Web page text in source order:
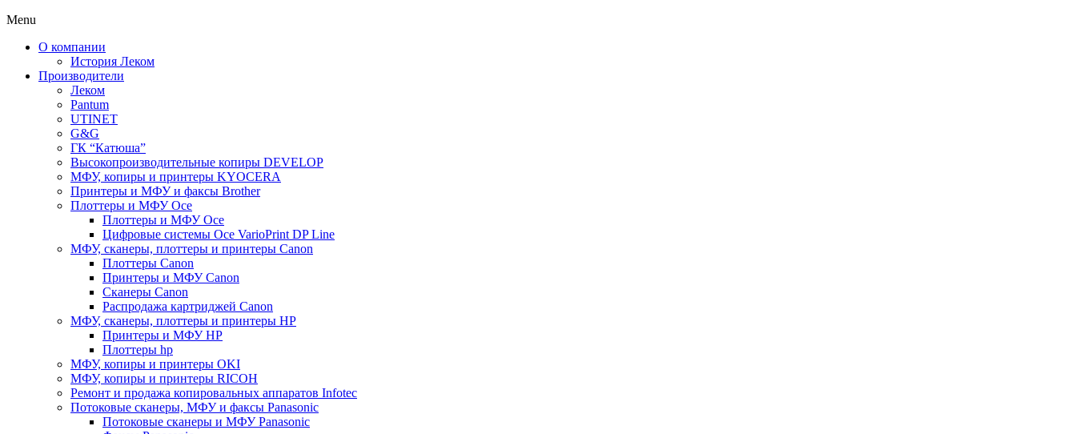
Menu
О компании
История Леком
Производители
Леком
Pantum
UTINET
G&G
ГК “Катюша”
Высокопроизводительные копиры DEVELOP
МФУ, копиры и принтеры KYOCERA
Принтеры и МФУ и факсы Brother
Плоттеры и МФУ Oce
Плоттеры и МФУ Oce
Цифровые системы Oce VarioPrint DP Line
МФУ, сканеры, плоттеры и принтеры Canon
Плоттеры Canon
Принтеры и МФУ Canon
Сканеры Canon
Распродажа картриджей Canon
МФУ, сканеры, плоттеры и принтеры HP
Принтеры и МФУ HP
Плоттеры hp
МФУ, копиры и принтеры OKI
МФУ, копиры и принтеры RICOH
Ремонт и продажа копировальных аппаратов Infotec
Потоковые сканеры, МФУ и факсы Panasonic
Потоковые сканеры и МФУ Panasonic